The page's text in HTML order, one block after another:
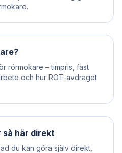
rörmokare – timpris, fast
och hur ROT-avdraget
så här direkt
du kan göra själv direkt,